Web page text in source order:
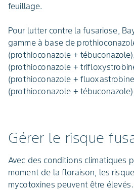
feuillage.
Pour lutter contre la fusariose,
gamme à base de
(prothioconazole +
(prothioconazole +
(prothioconazole +
(prothioconazole +
Gérer le risque
Avec des conditions climatiques
moment de la floraison, les
mycotoxines peuvent être